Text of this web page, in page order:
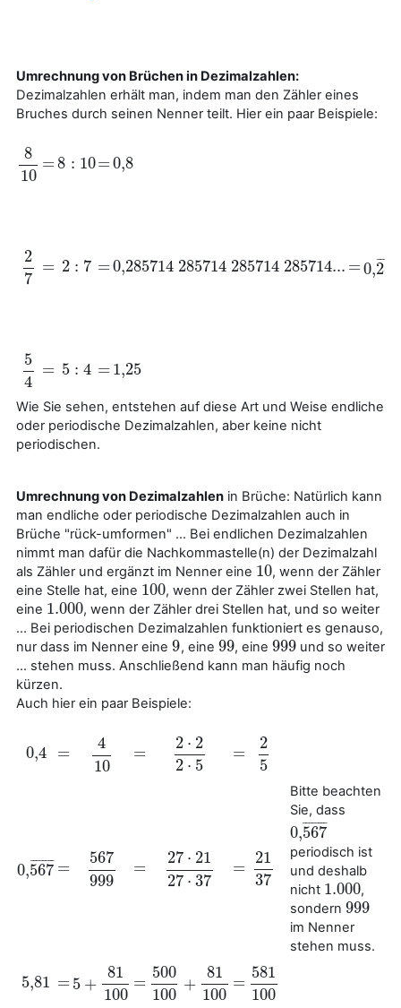
Umrechnung von Brüchen in Dezimalzahlen:
Dezimalzahlen erhält man, indem man den Zähler eines
Bruches durch seinen Nenner teilt. Hier ein paar Beispiele:
8
10
810 =
= 8 : 10
8 10 =
= 0,8
0,8
2
7
27 =
= 2 : 7
2: 7 =
= 0,285714 285714 285714 285714...
0,285714285714285714285714... =
= 0,¯¯¯
0,
5
4
54 =
= 5 : 4
5: 4 =
= 1,25
1,25
Wie Sie sehen, entstehen auf diese Art und Weise endliche
oder periodische Dezimalzahlen, aber keine nicht
periodischen.
Umrechnung von Dezimalzahlen in Brüche: Natürlich kann
man endliche oder periodische Dezimalzahlen auch in
Brüche "rück-umformen" ... Bei endlichen Dezimalzahlen
nimmt man dafür die Nachkommastelle(n) der Dezimalzahl
als Zähler und ergänzt im Nenner eine 10
10, wenn der Zähler
eine Stelle hat, eine 100
100, wenn der Zähler zwei Stellen hat,
eine 1.000
1.000 , wenn der Zähler drei Stellen hat, und so weiter
... Bei periodischen Dezimalzahlen funktioniert es genauso,
nur dass im Nenner eine 9
9, eine 99
99, eine 999
999und so weiter
... stehen muss. Anschließend kann man häufig noch
kürzen.
Auch hier ein paar Beispiele:
0,4
0,4 =
=
4
10
410 =
=
2 ⋅ 2
2 ⋅ 5
2⋅22⋅ =
=
2
5
25
0,567
¯ ¯
¯¯¯¯¯¯
0,567¯=
=
567
999
567999 =
=
27 ⋅ 21
27 ⋅ 37
27⋅2127 =
=
21
37
2137
Bitte beachten
Sie, dass
0,567
¯ ¯
¯¯¯¯¯¯
0,567¯
periodisch ist
und deshalb
nicht 1.000
1.000 ,
sondern 999
999
im Nenner
stehen muss.
5,81
5,81 =
= 5 +
81
100
5 +81100 =
=
500
100
+
81
100
500100+81100=
=
581
100
581100